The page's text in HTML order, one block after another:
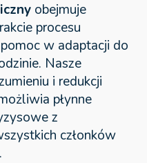
obejmuje
procesu
w adaptacji do
Nasze
i redukcji
płynne
z
członków